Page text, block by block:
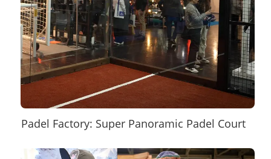
Padel Factory: Super Panoramic Padel Court